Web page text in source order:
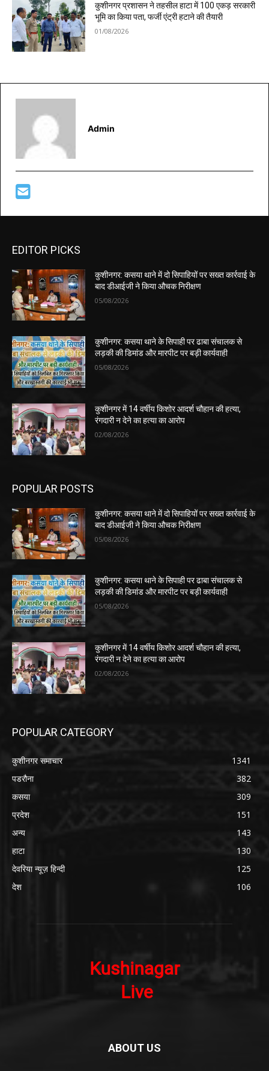
कुशीनगर प्रशासन ने तहसील हाटा में 100 एकड़ सरकारी
भूमि का किया पता, फर्जी एंट्री हटाने की तैयारी
01/08/2026
Admin
EDITOR PICKS
कुशीनगर: कसया थाने में दो सिपाहियों पर सख्त कार्रवाई के
बाद डीआईजी ने किया औचक निरीक्षण
05/08/2026
कुशीनगर: कसया थाने के सिपाही पर ढाबा संचालक से
लड़की की डिमांड और मारपीट पर बड़ी कार्यवाही
05/08/2026
कुशीनगर में 14 वर्षीय किशोर आदर्श चौहान की हत्या,
रंगदारी न देने का हत्या का आरोप
02/08/2026
POPULAR POSTS
कुशीनगर: कसया थाने में दो सिपाहियों पर सख्त कार्रवाई के
बाद डीआईजी ने किया औचक निरीक्षण
05/08/2026
कुशीनगर: कसया थाने के सिपाही पर ढाबा संचालक से
लड़की की डिमांड और मारपीट पर बड़ी कार्यवाही
05/08/2026
कुशीनगर में 14 वर्षीय किशोर आदर्श चौहान की हत्या,
रंगदारी न देने का हत्या का आरोप
02/08/2026
POPULAR CATEGORY
कुशीनगर समाचार
1341
पडरौना
382
कसया
309
प्रदेश
151
अन्य
143
हाटा
130
देवरिया न्यूज़ हिन्दी
125
देश
106
ABOUT US